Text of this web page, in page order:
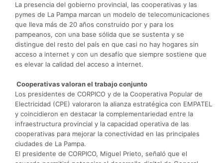
La presencia del gobierno provincial, las cooperativas y las
pymes de La Pampa marcan un modelo de telecomunicaciones
que lleva más de 20 años construido por y para los
pampeanos, con una base sólida que se sustenta y se
distingue del resto del país en que casi no hay hogares sin
acceso a internet y con un desafío que siempre sostiene que
es elevar la calidad del acceso a internet.
Cooperativas valoran el trabajo conjunto
Los presidentes de CORPICO y de la Cooperativa Popular de
Electricidad (CPE) valoraron la alianza estratégica con EMPATEL
y coincidieron en destacar la complementariedad entre la
infraestructura provincial y la capacidad operativa de las
cooperativas para mejorar la conectividad en las principales
ciudades de La Pampa.
El presidente de CORPICO, Miguel Prieto, señaló que el